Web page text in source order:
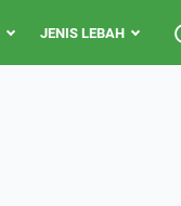
JENIS LEBAH